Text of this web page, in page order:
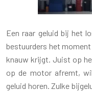
Een raar geluid bij het
bestuurders het
knauw krijgt. Juist op
op de motor afremt,
geluid horen. Zulke